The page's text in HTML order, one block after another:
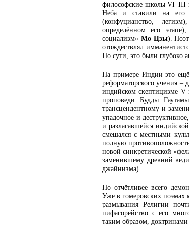
философские школы VI–III
Неба и ставили на его
(конфуцианство,
определённом его
социализм» Мо Цзы).
отождествлял
По сути, это были глубоко
На примере Индии это ещё
реформаторского учения –
индийском скептицизме V
проповеди Будды
трансцендентному и
упадочное и
и разлагавшейся
смешался с местными
полную
новой синкретической
заменившему древний
джайнизма).
Но отчётливее всего
Уже в гомеровских поэмах
размывания Религии
пифагорейство с его
таким образом,